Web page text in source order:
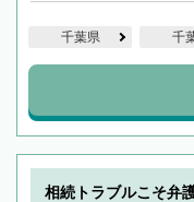
千葉県 千
相続トラブルこそ弁